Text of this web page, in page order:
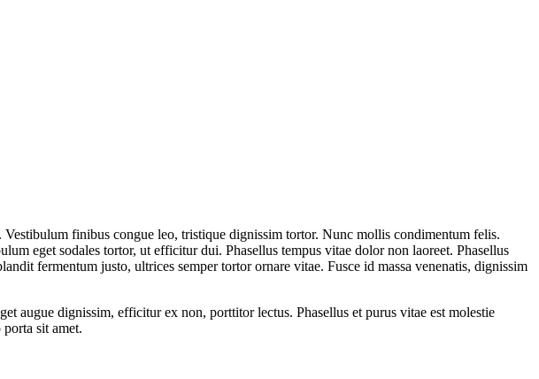
finibus congue leo, tristique dignissim tortor. Nunc mollis condimentum felis.
eget sodales tortor, ut efficitur dui. Phasellus tempus vitae dolor non laoreet. Phasellus
fermentum justo, ultrices semper tortor ornare vitae. Fusce id massa venenatis, dignissim
augue dignissim, efficitur ex non, porttitor lectus. Phasellus et purus vitae est molestie
sit amet.